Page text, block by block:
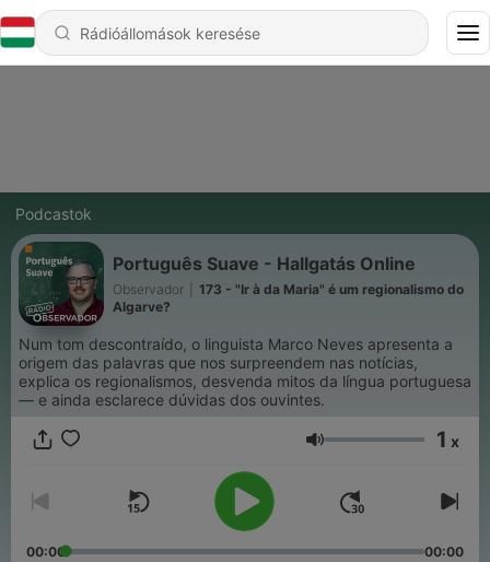
Podcastok
Português Suave - Hallgatás Online
Observador
173 - "Ir à da Maria" é um regionalismo do
Algarve?
Num tom descontraído, o linguista Marco Neves apresenta a
origem das palavras que nos surpreendem nas notícias,
explica os regionalismos, desvenda mitos da língua portuguesa
— e ainda esclarece dúvidas dos ouvintes.
Hangerő 1 x
00:00 00:00